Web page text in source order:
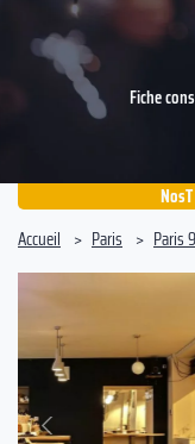
Fiche
Accueil
Paris Paris 9
Précédent